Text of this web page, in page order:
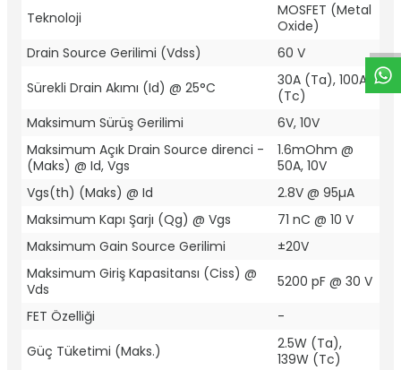
Teknoloji
MOSFET (Metal
Oxide)
Drain Source Gerilimi (Vdss)
60 V
Sürekli Drain Akımı (Id) @ 25°C
30A (Ta), 100A
(Tc)
Maksimum Sürüş Gerilimi
6V, 10V
Maksimum Açık Drain Source direnci -
(Maks) @ Id, Vgs
1.6mOhm @
50A, 10V
Vgs(th) (Maks) @ Id
2.8V @ 95µA
Maksimum Kapı Şarjı (Qg) @ Vgs
71 nC @ 10 V
Maksimum Gain Source Gerilimi
±20V
Maksimum Giriş Kapasitansı (Ciss) @
Vds
5200 pF @ 30 V
FET Özelliği
-
Güç Tüketimi (Maks.)
2.5W (Ta),
139W (Tc)